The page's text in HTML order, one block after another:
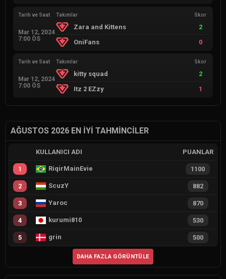
Tarih ve Saat
Mar 12, 2024
7:00 ÖS
Takımlar Skor
Zara and Kittens
2
OniFans
0
Tarih ve Saat
Mar 12, 2024
7:00 ÖS
Takımlar Skor
kitty squad
2
Itz 2 EZzy
1
AĞUSTOS 2026 EN İYI TAHMINCILER
KULLANICI ADI PUANLAR
1 RiqirMainEvie 1100
2 ScuzY 882
3 Yaroc 870
4 kurumi810 530
5 grin 500
DAHA FAZLA GÖRÜNTÜLE